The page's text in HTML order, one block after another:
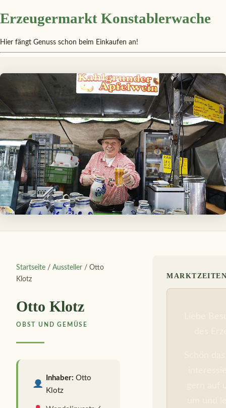
Erzeugermarkt Konstablerwache
Hier fängt Genuss schon beim Einkaufen an!
Startseite / Aussteller / Otto
Klotz
Otto Klotz
OBST UND GEMÜSE
Inhaber: Otto
Klotz